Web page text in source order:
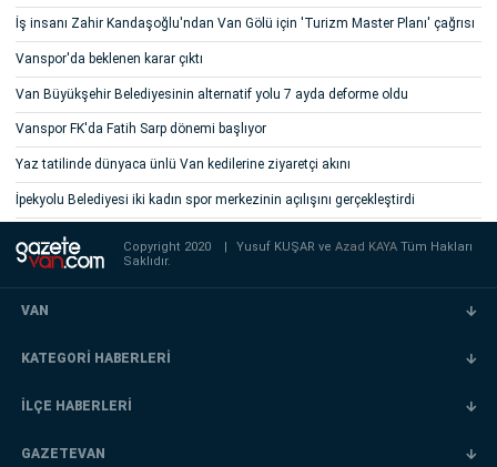
İş insanı Zahir Kandaşoğlu'ndan Van Gölü için 'Turizm Master Planı' çağrısı
Vanspor'da beklenen karar çıktı
Van Büyükşehir Belediyesinin alternatif yolu 7 ayda deforme oldu
Vanspor FK'da Fatih Sarp dönemi başlıyor
Yaz tatilinde dünyaca ünlü Van kedilerine ziyaretçi akını
İpekyolu Belediyesi iki kadın spor merkezinin açılışını gerçekleştirdi
Copyright 2020 Yusuf KUŞAR veAzad KAYATüm Hakları
Saklıdır.
VAN
KATEGORİ HABERLERİ
İLÇE HABERLERİ
GAZETEVAN